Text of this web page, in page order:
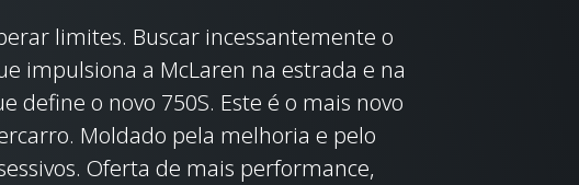
limites. Buscar incessantemente o
impulsiona a McLaren na estrada e na
define o novo 750S. Este é o mais novo
Moldado pela melhoria e pelo
Oferta de mais performance,